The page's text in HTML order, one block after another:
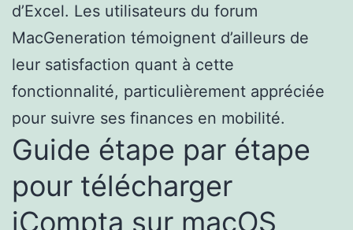
d’Excel. Les utilisateurs du forum
MacGeneration témoignent d’ailleurs de
leur satisfaction quant à cette
fonctionnalité, particulièrement appréciée
pour suivre ses finances en mobilité.
Guide étape par étape
pour télécharger
iCompta sur macOS